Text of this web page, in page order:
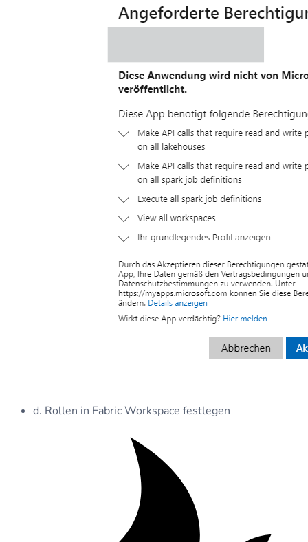
d. Rollen in Fabric Workspace festlegen